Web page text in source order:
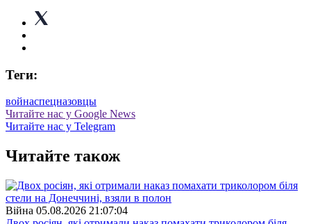
Теги:
войнаспецназовцы
Читайте нас у Google News
Читайте нас у Telegram
Читайте також
Війна 05.08.2026 21:07:04